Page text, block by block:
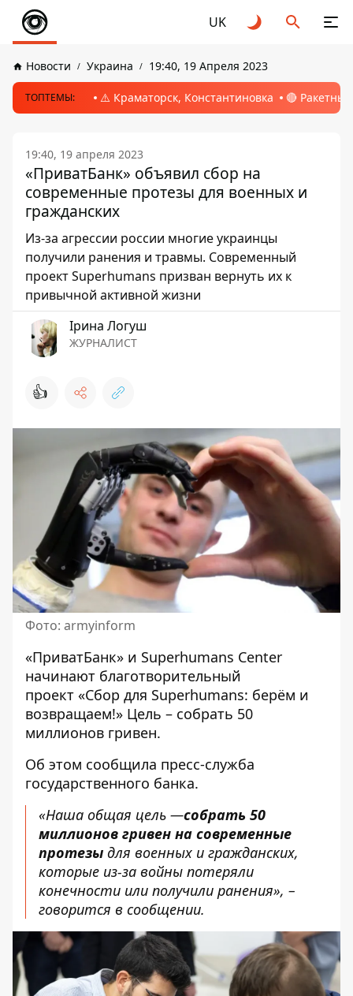
UK
Новости Украина 19:40, 19 Апреля 2023
ТОПТЕМЫ: ⚠️ Краматорск, Константиновка 🔴
19:40, 19 апреля 2023
«ПриватБанк» объявил сбор на
современные протезы для военных и
гражданских
Из-за агрессии россии многие украинцы
получили ранения и травмы. Современный
проект Superhumans призван вернуть их к
привычной активной жизни
Ірина Логуш
ЖУРНАЛИСТ
👍
Фото: armyinform
«ПриватБанк» и Superhumans Center
начинают благотворительный
проект «Сбор для Superhumans: берём и
возвращаем!» Цель – собрать 50
миллионов гривен.
Об этом сообщила пресс-служба
государственного банка.
«Наша общая цель —собрать 50
миллионов гривен на современные
протезы для военных и гражданских,
которые из-за войны потеряли
конечности или получили ранения», –
говорится в сообщении.